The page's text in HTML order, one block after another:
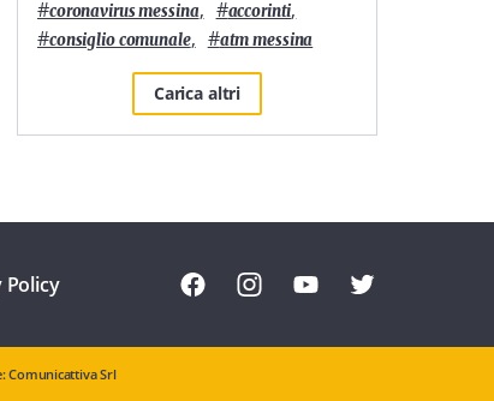
#coronavirus messina, #accorinti,
#consiglio comunale, #atm messina
Carica altri
Policy
Comunicattiva Srl